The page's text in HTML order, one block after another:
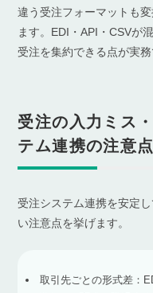
違う受注フォーマットも
ます。EDI・API・CSVが
受注を集約できる点が実務
受注の入力ミス
テム連携の注意点
受注システム連携を安定
い注意点を挙げます。
取引先ごとの形式差：